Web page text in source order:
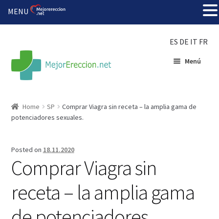
ES DE IT FR
Menú
Rueda de la fortuna
Echar fiesta
Solución barata
Super amoureux
Home SP
Comprar Viagra sin receta – la amplia gama de
potenciadores sexuales.
Posted on 18.11.2020
Comprar Viagra sin
receta – la amplia gama
MENU